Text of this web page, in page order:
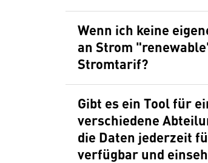
Wenn ich keine
an Strom
Stromtarif?
Gibt es ein Tool für
verschiedene
die Daten jederzeit
verfügbar und